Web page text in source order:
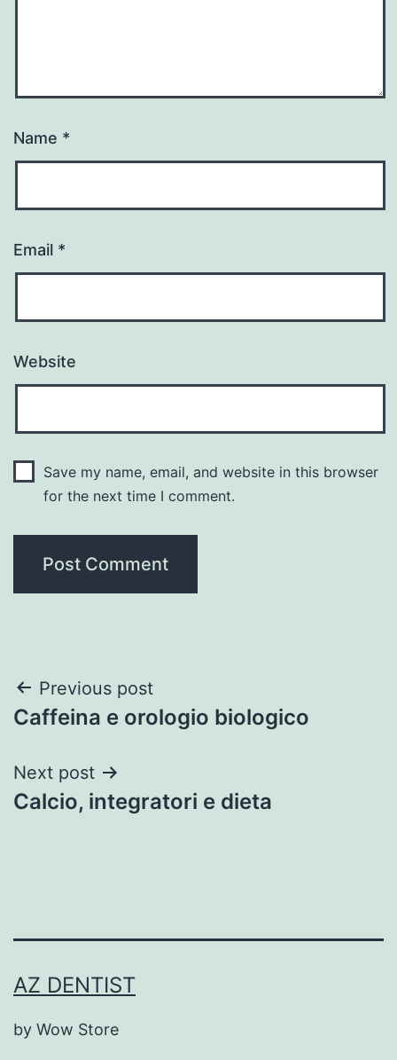
Name *
Email *
Website
Save my name, email, and website in this browser
for the next time I comment.
Post
navigation
Previous post
Caffeina e orologio biologico
Next post
Calcio, integratori e dieta
AZ DENTIST
by Wow Store